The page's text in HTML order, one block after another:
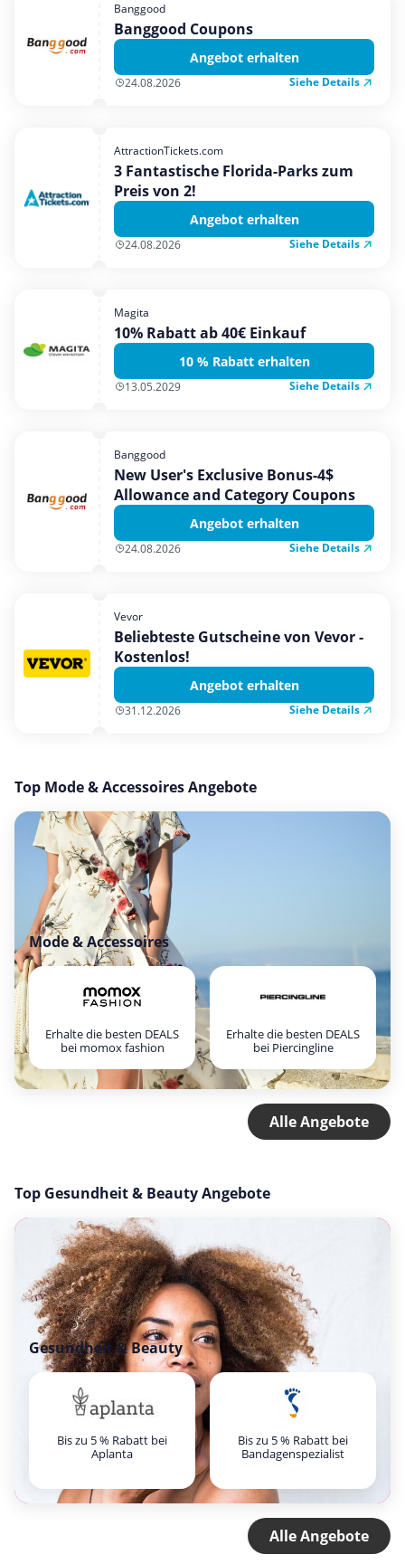
Banggood
Banggood Coupons
Angebot erhalten
24.08.2026 Siehe Details
AttractionTickets.com
3 Fantastische Florida-Parks zum
Preis von 2!
Angebot erhalten
24.08.2026 Siehe Details
Magita
10% Rabatt ab 40€ Einkauf
10 % Rabatt erhalten
13.05.2029 Siehe Details
Banggood
New User's Exclusive Bonus-4$
Allowance and Category Coupons
Angebot erhalten
24.08.2026 Siehe Details
Vevor
Beliebteste Gutscheine von Vevor -
Kostenlos!
Angebot erhalten
31.12.2026 Siehe Details
Top Mode & Accessoires Angebote
Mode & Accessoires
Erhalte die besten DEALS
bei momox fashion
Erhalte die besten DEALS
bei Piercingline
Alle Angebote
Top Gesundheit & Beauty Angebote
Gesundheit & Beauty
Bis zu 5 % Rabatt bei
Aplanta
Bis zu 5 % Rabatt bei
Bandagenspezialist
Alle Angebote